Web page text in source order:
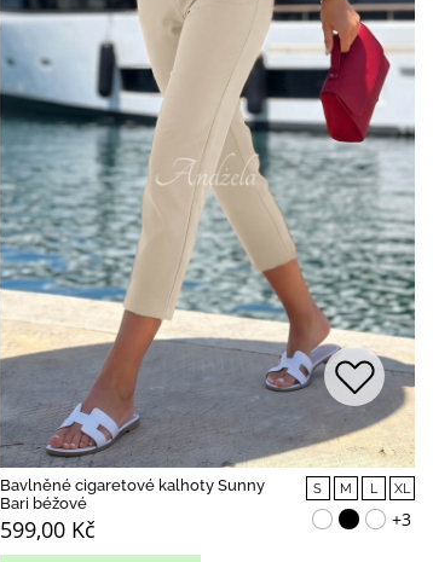
Bavlněné cigaretové kalhoty Sunny
Bari béžové
599,00 Kč
S M L XL
+3